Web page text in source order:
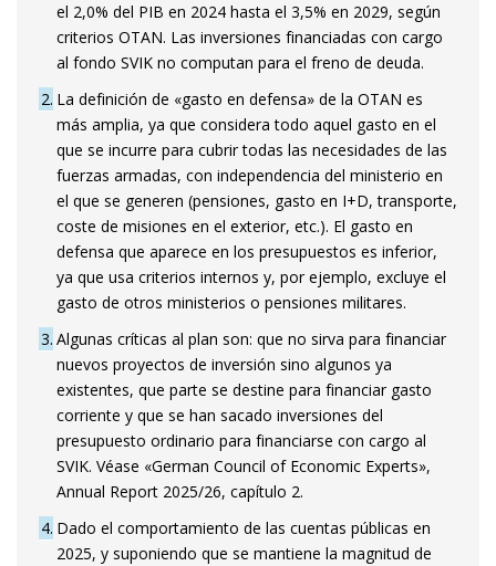
el 2,0% del PIB en 2024 hasta el 3,5% en 2029, según
criterios OTAN. Las inversiones financiadas con cargo
al fondo SVIK no computan para el freno de deuda.
2 La definición de «gasto en defensa» de la OTAN es
más amplia, ya que considera todo aquel gasto en el
que se incurre para cubrir todas las necesidades de las
fuerzas armadas, con independencia del ministerio en
el que se generen (pensiones, gasto en I+D, transporte,
coste de misiones en el exterior, etc.). El gasto en
defensa que aparece en los presupuestos es inferior,
ya que usa criterios internos y, por ejemplo, excluye el
gasto de otros ministerios o pensiones militares.
3 Algunas críticas al plan son: que no sirva para financiar
nuevos proyectos de inversión sino algunos ya
existentes, que parte se destine para financiar gasto
corriente y que se han sacado inversiones del
presupuesto ordinario para financiarse con cargo al
SVIK. Véase «German Council of Economic Experts»,
Annual Report 2025/26, capítulo 2.
4 Dado el comportamiento de las cuentas públicas en
2025, y suponiendo que se mantiene la magnitud de